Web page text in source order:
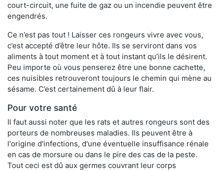
court-circuit, une fuite de gaz ou un incendie peuvent être
engendrés.
Ce n’est pas tout ! Laisser ces rongeurs vivre avec vous,
c’est accepté d’être leur hôte. Ils se serviront dans vos
aliments à tout moment et à tout instant qu’ils le désirent.
Peu importe où vous penserez être une bonne cachette,
ces nuisibles retrouveront toujours le chemin qui mène au
sésame. C’est certainement dû à leur flair.
Pour votre santé
Il faut aussi noter que les rats et autres rongeurs sont des
porteurs de nombreuses maladies. Ils peuvent être à
l'origine d'infections, d'une éventuelle insuffisance rénale
en cas de morsure ou dans le pire des cas de la peste.
Tout ceci est dû aux germes couvrant leur corps